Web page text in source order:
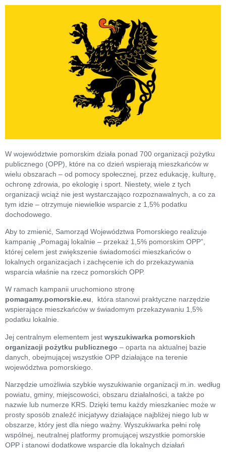
W województwie pomorskim działa ponad 700 organizacji pożytku
publicznego (OPP), które na co dzień wspierają mieszkańców w
wielu obszarach – od pomocy społecznej, przez edukację, kulturę,
ochronę zdrowia, po ekologię i sport. Niestety, wiele z tych
organizacji wciąż nie jest wystarczająco rozpoznawalnych, a co za
tym idzie – otrzymuje niewielkie wsparcie z 1,5% podatku
dochodowego.
Aby to zmienić, Samorząd Województwa Pomorskiego realizuje
kampanię „Pomagaj lokalnie – przekaż 1,5% pomorskim OPP”,
której celem jest zwiększenie świadomości mieszkańców o
lokalnych organizacjach i zachęcenie ich do przekazywania
wsparcia właśnie na rzecz pomorskich OPP.
W ramach kampanii uruchomiono stronę
pomagamy.pomorskie.eu, która stanowi praktyczne narzędzie
wspierające mieszkańców w świadomym przekazywaniu 1,5%
podatku lokalnie.
Jej centralnym elementem jest wyszukiwarka pomorskich
organizacji pożytku publicznego – oparta na aktualnej bazie
danych, obejmującej wszystkie OPP działające na terenie
województwa pomorskiego.
Narzędzie umożliwia szybkie wyszukiwanie organizacji m.in. według
powiatu, gminy, miejscowości, obszaru działalności, a także po
nazwie lub numerze KRS. Dzięki temu każdy mieszkaniec może w
prosty sposób znaleźć inicjatywy działające najbliżej niego lub w
obszarze, który jest dla niego ważny. Wyszukiwarka pełni rolę
wspólnej, neutralnej platformy promującej wszystkie pomorskie
OPP i stanowi dodatkowe wsparcie dla lokalnych działań